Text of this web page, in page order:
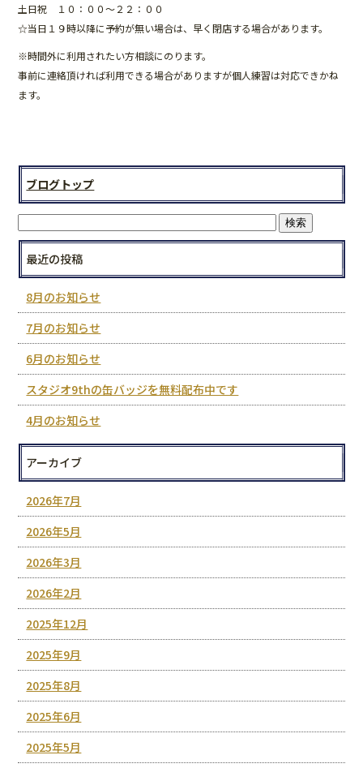
土日祝 １０：００～２２：００
☆当日１９時以降に予約が無い場合は、早く閉店する場合があります。
※時間外に利用されたい方相談にのります。
事前に連絡頂ければ利用できる場合がありますが個人練習は対応できかね
ます。
ブログトップ
最近の投稿
8月のお知らせ
7月のお知らせ
6月のお知らせ
スタジオ9thの缶バッジを無料配布中です
4月のお知らせ
アーカイブ
2026年7月
2026年5月
2026年3月
2026年2月
2025年12月
2025年9月
2025年8月
2025年6月
2025年5月